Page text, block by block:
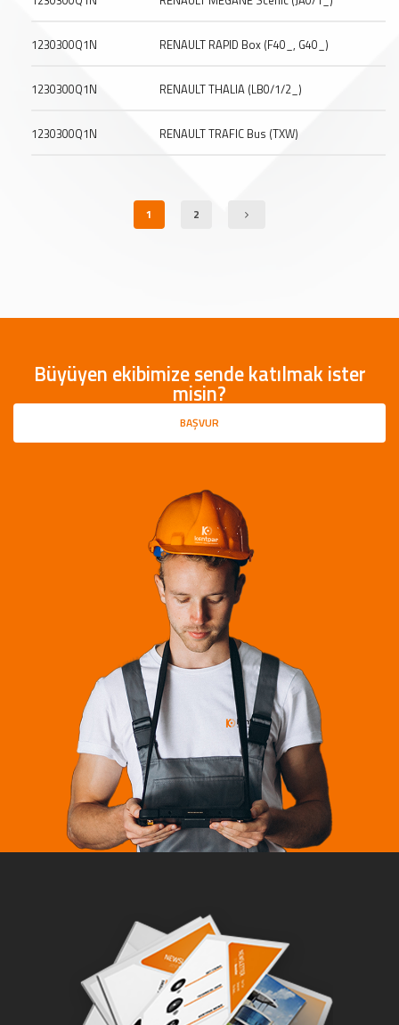
1230300Q1N RENAULT RAPID Box (F40_, G40_)
1230300Q1N RENAULT THALIA (LB0/1/2_)
1230300Q1N RENAULT TRAFIC Bus (TXW)
1 2
Büyüyen ekibimize sende katılmak ister
misin?
BAŞVUR